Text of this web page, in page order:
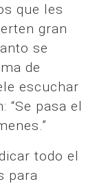
que les
gran
se
de
escuchar
“Se pasa el
todo el
para